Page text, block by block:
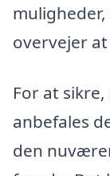
overvejer
For at
anbefales
den